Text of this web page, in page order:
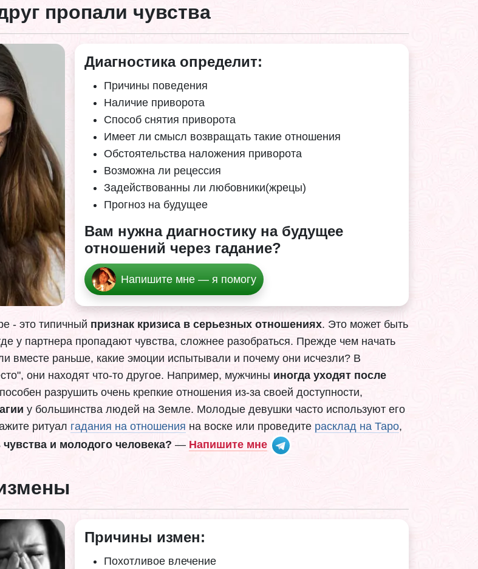
пропали чувства
Диагностика определит:
Причины поведения
Наличие приворота
Способ снятия приворота
Имеет ли смысл возвращать такие отношения
Обстоятельства наложения приворота
Возможна ли рецессия
Задействованны ли любовники(жрецы)
Прогноз на будущее
Вам нужна диагностику на будущее
отношений через гадание?
Напишите мне — я помогу
- это типичный признак кризиса в серьезных отношениях. Это может быть
у партнера пропадают чувства, сложнее разобраться. Прежде чем начать
вместе раньше, какие эмоции испытывали и почему они исчезли? В
они находят что-то другое. Например, мужчины иногда уходят после
разрушить очень крепкие отношения из-за своей доступности,
у большинства людей на Земле. Молодые девушки часто используют его
ритуал гадания на отношения на воске или проведите расклад на Таро,
и молодого человека? — Напишите мне
Причины измен:
Похотливое влечение